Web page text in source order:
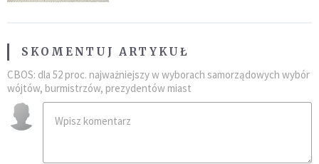
SKOMENTUJ ARTYKUŁ
CBOS: dla 52 proc. najważniejszy w wyborach samorządowych wybór
wójtów, burmistrzów, prezydentów miast